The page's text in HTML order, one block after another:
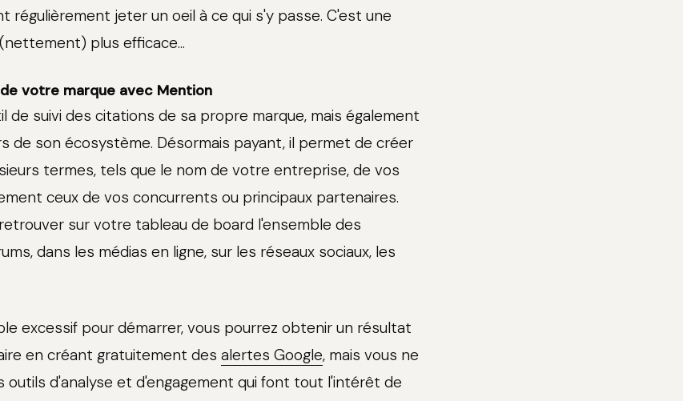
régulièrement jeter un oeil à ce qui s'y passe. C'est une
plus efficace...
votre marque avec Mention
de suivi des citations de sa propre marque, mais également
de son écosystème. Désormais payant, il permet de créer
termes, tels que le nom de votre entreprise, de vos
ceux de vos concurrents ou principaux partenaires.
sur votre tableau de board l'ensemble des
dans les médias en ligne, sur les réseaux sociaux, les
excessif pour démarrer, vous pourrez obtenir un résultat
en créant gratuitement des alertes Google, mais vous ne
outils d'analyse et d'engagement qui font tout l'intérêt de